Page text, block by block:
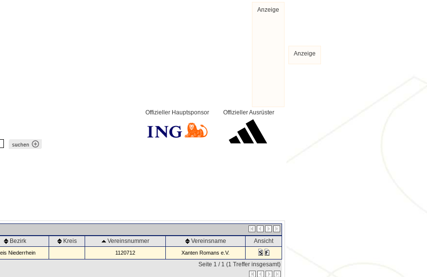
Anzeige
Offizieller Ausrüster
Offizieller Hauptsponsor
Bezirk Kreis Vereinsnummer Vereinsname Ansicht
Niederrhein 1120712 Xanten Romans e.V.
Seite 1 / 1 (1 Treffer insgesamt)
Anzeige